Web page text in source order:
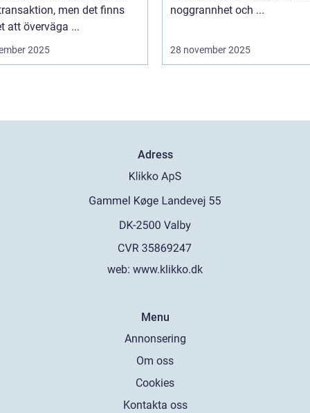
men det finns
att överväga ...
2025
noggrannhet och ...
28 november 2025
Adress
web: www.klikko.dk
Menu
Annonsering
Om oss
Cookies
Kontakta oss